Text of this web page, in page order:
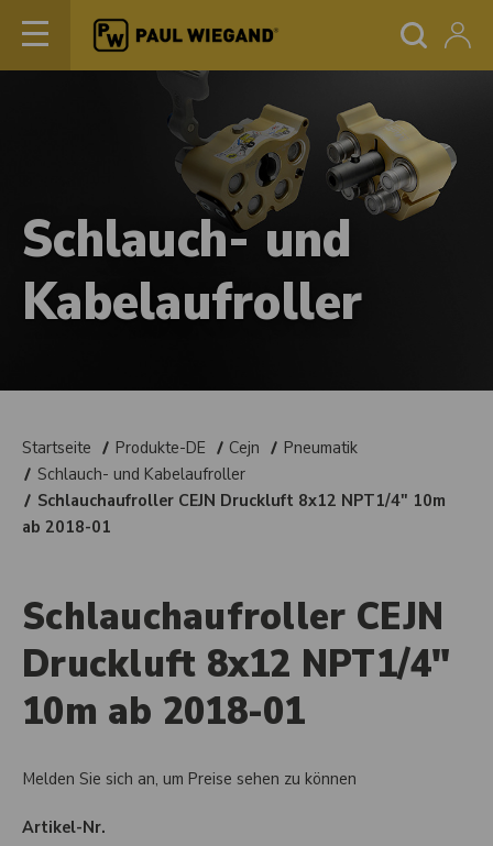
Schlauch- und
Kabelaufroller
Startseite Produkte-DE Cejn
Pneumatik
Schlauch- und Kabelaufroller
Schlauchaufroller CEJN Druckluft 8x12 NPT1/4" 10m
ab 2018-01
Schlauchaufroller CEJN
Druckluft 8x12 NPT1/4"
10m ab 2018-01
Melden Sie sich an, um Preise sehen zu können
Artikel-Nr.